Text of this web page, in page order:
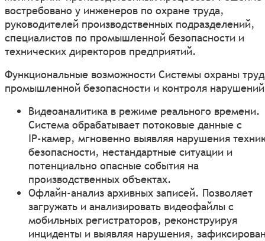
востребовано у инженеров по охране труда,
руководителей производственных подразделений,
специалистов по промышленной безопасности и
технических директоров предприятий.
Функциональные возможности Системы охраны
промышленной безопасности и контроля
Видеоаналитика в режиме реального времени.
Система обрабатывает потоковые данные с
IP‑камер, мгновенно выявляя нарушения
безопасности, нестандартные ситуации и
потенциально опасные события на
производственных объектах.
Офлайн‑анализ архивных записей. Позволяет
загружать и анализировать видеофайлы с
мобильных регистраторов, реконструируя
инциденты и выявляя нарушения,